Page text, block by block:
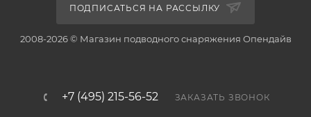
ПОДПИСАТЬСЯ НА РАССЫЛКУ
2008-2026 © Магазин подводного снаряжения Опендайв
+7 (495) 215-56-52 ЗАКАЗАТЬ ЗВОНОК